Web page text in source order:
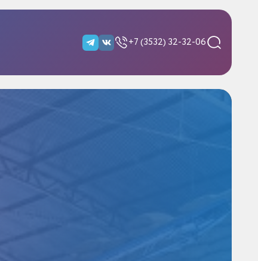
+7 (3532) 32-32-06